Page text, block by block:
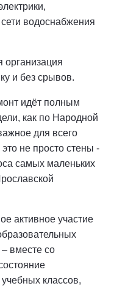
водоснабжения
организация
и без срывов.
идёт полным
как по Народной
для всего
не просто стены -
самых маленьких
активное участие
– вместе со
классов,